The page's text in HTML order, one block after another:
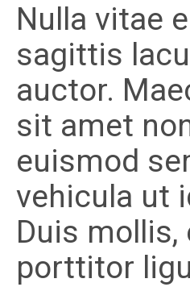
Nulla vitae
sagittis
auctor.
sit amet
euismod
vehicula ut
Duis
porttitor